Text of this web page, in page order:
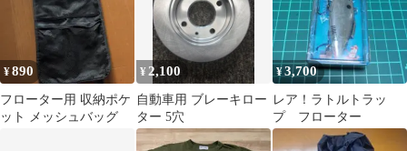
¥890
フローター用 収納ポケ
ット メッシュバッグ
¥ 2,100
自動車用 ブレーキロー
ター 5穴
¥3,700
レア！ラトルトラッ
プ フローター